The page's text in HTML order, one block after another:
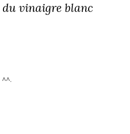
vinaigre blanc
^^.